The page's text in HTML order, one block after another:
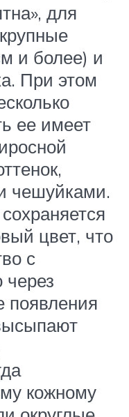
для
и более) и
При этом
ее имеет
чешуйками.
цвет, что
с
появления
кожному